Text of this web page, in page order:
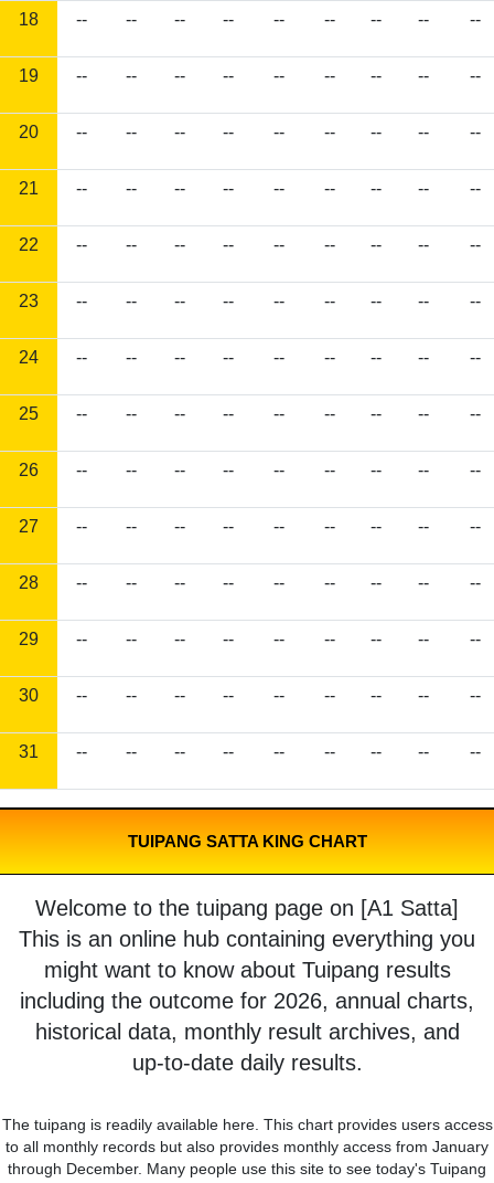
18 -- -- -- -- -- -- -- -- --
19 -- -- -- -- -- -- -- -- --
20 -- -- -- -- -- -- -- -- --
21 -- -- -- -- -- -- -- -- --
22 -- -- -- -- -- -- -- -- --
23 -- -- -- -- -- -- -- -- --
24 -- -- -- -- -- -- -- -- --
25 -- -- -- -- -- -- -- -- --
26 -- -- -- -- -- -- -- -- --
27 -- -- -- -- -- -- -- -- --
28 -- -- -- -- -- -- -- -- --
29 -- -- -- -- -- -- -- -- --
30 -- -- -- -- -- -- -- -- --
31 -- -- -- -- -- -- -- -- --
TUIPANG SATTA KING CHART
Welcome to the tuipang page on [A1 Satta]
This is an online hub containing everything you
might want to know about Tuipang results
including the outcome for 2026, annual charts,
historical data, monthly result archives, and
up-to-date daily results.
The tuipang is readily available here. This chart provides users access
to all monthly records but also provides monthly access from January
through December. Many people use this site to see today's Tuipang